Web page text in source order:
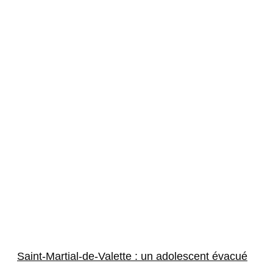
Saint-Martial-de-Valette : un adolescent évacué